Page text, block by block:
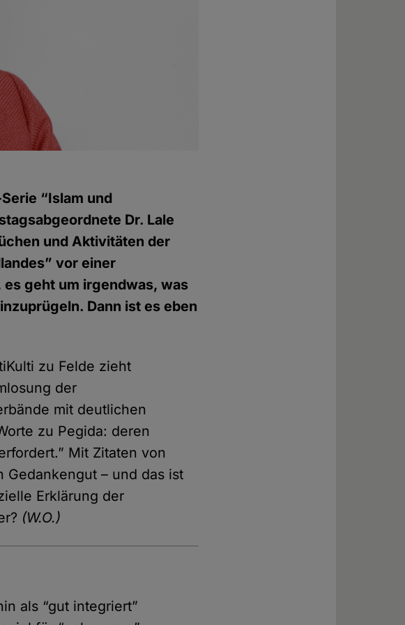
“Islam und
Dr. Lale
und Aktivitäten der
vor einer
geht um irgendwas, was
Dann ist es eben
zu Felde zieht
der
mit deutlichen
zu Pegida: deren
Mit Zitaten von
– und das ist
Erklärung der
(W.O.)
als “gut integriert”